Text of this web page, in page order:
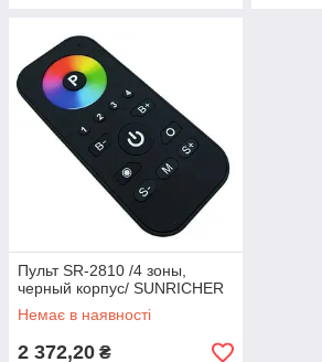
Пульт SR-2810 /4 зоны,
черный корпус/ SUNRICHER
Немає в наявності
2 372,20 ₴